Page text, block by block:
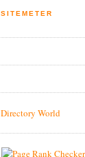
SITEMETER
Directory World